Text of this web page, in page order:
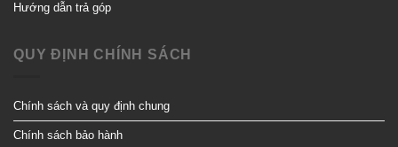
Hướng dẫn trả góp
QUY ĐỊNH CHÍNH SÁCH
Chính sách và quy định chung
Chính sách bảo hành